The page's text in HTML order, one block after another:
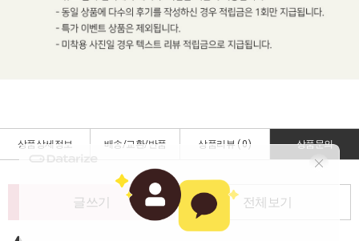
상품상세정보 배송/교환/반품 상품리뷰 ( 0) 상품문의
글쓰기 전체보기